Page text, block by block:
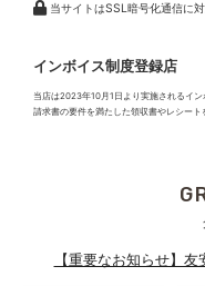
当サイトはSSL暗号化通信に
インボイス制度登録店
当店は2023年10月1日より実施されるイ
請求書の要件を満たした領収書やレシート
【重要なお知らせ】